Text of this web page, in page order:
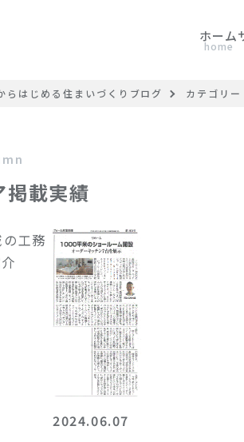
ホーム
home
はじめる住まいづくりブログ カテゴリー
掲載実績
2024.06.07